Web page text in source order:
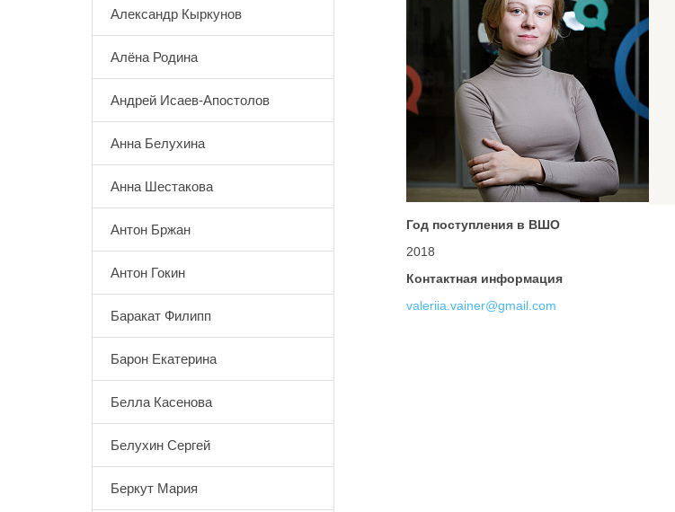
Александр Кыркунов
Алёна Родина
Андрей Исаев-Апостолов
Анна Белухина
Анна Шестакова
Антон Бржан
Антон Гокин
Баракат Филипп
Барон Екатерина
Белла Касенова
Белухин Сергей
Беркут Мария
Год поступления в ВШО
2018
Контактная информация
valeriia.vainer@gmail.com